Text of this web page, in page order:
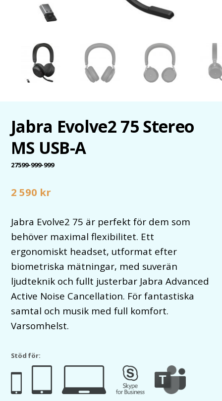
Jabra Evolve2 75 Stereo
MS USB-A
27599-999-999
2 590 kr
Jabra Evolve2 75 är perfekt för dem som
behöver maximal flexibilitet. Ett
ergonomiskt headset, utformat efter
biometriska mätningar, med suverän
ljudteknik och fullt justerbar Jabra Advanced
Active Noise Cancellation. För fantastiska
samtal och musik med full komfort.
Varsomhelst.
Stöd för: